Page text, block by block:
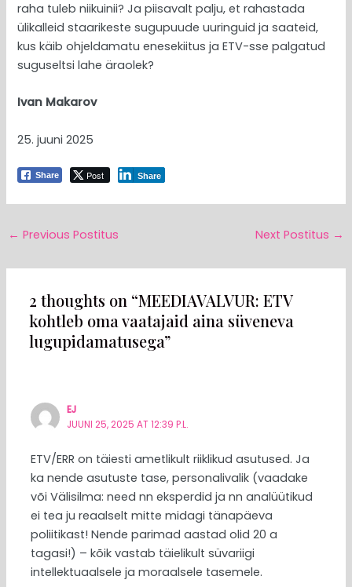
raha tuleb niikuinii? Ja piisavalt palju, et rahastada
ülikalleid staarikeste sugupuude uuringuid ja saateid,
kus käib ohjeldamatu enesekiitus ja ETV-sse palgatud
suguseltsi lahe äraolek?
Ivan Makarov
25. juuni 2025
Share Post Share
← Previous Postitus Next Postitus →
2 thoughts on “MEEDIAVALVUR: ETV
kohtleb oma vaatajaid aina süveneva
lugupidamatusega”
EJ
JUUNI 25, 2025 AT 12:39 P.L.
ETV/ERR on täiesti ametlikult riiklikud asutused. Ja
ka nende asutuste tase, personalivalik (vaadake
või Välisilma: need nn eksperdid ja nn analüütikud
ei tea ju reaalselt mitte midagi tänapäeva
poliitikast! Nende parimad aastad olid 20 a
tagasi!) – kõik vastab täielikult süvariigi
intellektuaalsele ja moraalsele tasemele.